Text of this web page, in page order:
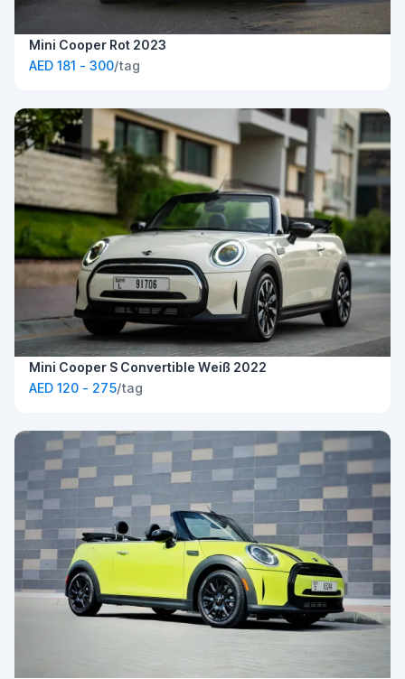
Mini Cooper Rot 2023
AED 181 - 300/tag
Mini Cooper S Convertible Weiß 2022
AED 120 - 275/tag